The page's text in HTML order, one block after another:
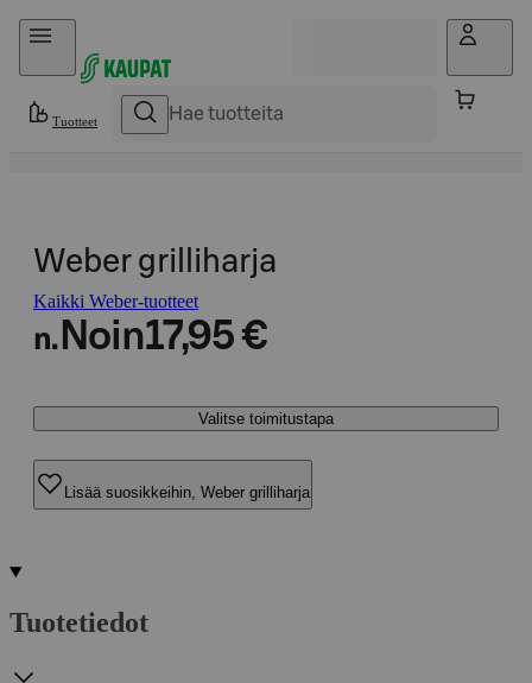
Hyppää sisältöön
Tuotteet
Weber grilliharja
Kaikki Weber-tuotteet
n. Noin17,95 €
Valitse toimitustapa
Lisää suosikkeihin, Weber grilliharja
Tuotetiedot